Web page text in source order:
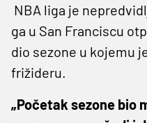
NBA liga je
ga u San Franciscu
dio sezone u kojemu
frižideru.
„Početak sezone bio